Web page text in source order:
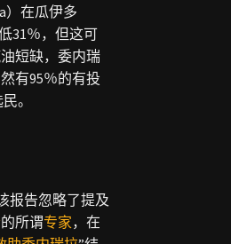
）在瓜伊多
31％，但这可
短缺，委内瑞
有95％的有投
。
报告忽略了提及
的所谓专家，在